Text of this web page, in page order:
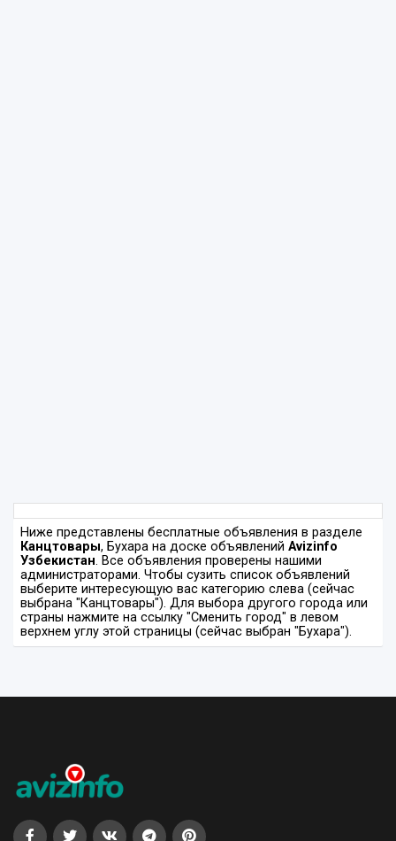
Ниже представлены бесплатные объявления в разделе
Канцтовары, Бухара на доске объявлений Avizinfo
Узбекистан. Все объявления проверены нашими
администраторами. Чтобы сузить список объявлений
выберите интересующую вас категорию слева (сейчас
выбрана "Канцтовары"). Для выбора другого города или
страны нажмите на ссылку "Сменить город" в левом
верхнем углу этой страницы (сейчас выбран "Бухара").